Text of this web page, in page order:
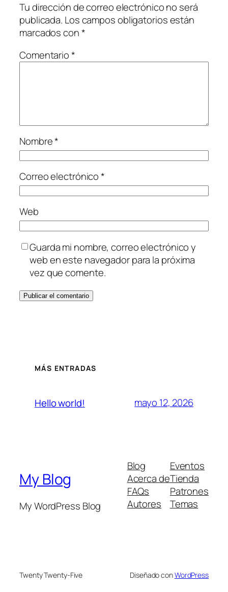
Tu dirección de correo electrónico no será
publicada. Los campos obligatorios están
marcados con*
Comentario*
Nombre*
Correo electrónico*
Web
Guarda mi nombre, correo electrónico y
web en este navegador para la próxima
vez que comente.
MÁS ENTRADAS
Hello world! mayo 12, 2026
My Blog
My WordPress Blog
Blog
Acerca de
FAQs
Autores
Eventos
Tienda
Patrones
Temas
Twenty Twenty-Five Diseñado conWordPress